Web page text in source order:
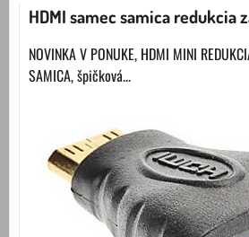
HDMI samec samica redukcia
NOVINKA V PONUKE, HDMI MINI
SAMICA, špičková...